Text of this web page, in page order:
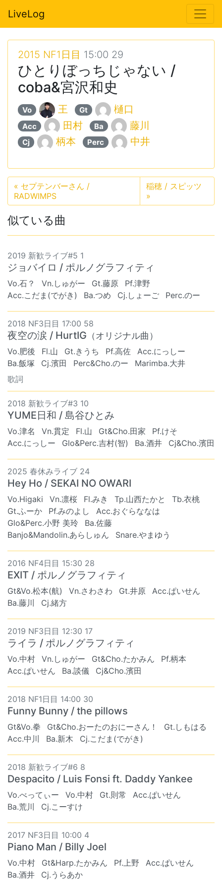
LiveLog
2015 NF1日目 15:00 29
ひとりぼっちじゃない /
coba&宮沢和史
Vo 王 Gt 樋口
Acc 田村 Ba 藤川
Cj 柄本 Perc 中井
« セプテンバーさん /
RADWIMPS
稲穂 / スピッツ
»
似ている曲
2019 新歓ライブ#5 1
ジョバイロ / ポルノグラフィティ
Vo.石？ Vn.しゅがー Gt.藤原
Pf.津野
Acc.こだま(でがき)
Ba.つめ Cj.しょーご Perc.のー
2018 NF3日目 17:00 58
夜空の涙 / HurtIG （オリジナル曲）
Vo.肥後 Fl.山 Gt.きうち Pf.高佐
Acc.にっしー
Ba.飯塚
Cj.濱田 Perc&Cho.のー
Marimba.大井
歌詞
2018 新歓ライブ#3 10
YUME日和 / 島谷ひとみ
Vo.津名 Vn.貫定 Fl.山 Gt&Cho.田家
Pf.けそ
Acc.にっしー
Glo&Perc.吉村(智) Ba.酒井 Cj&Cho.濱田
2025 春休みライブ 24
Hey Ho / SEKAI NO OWARI
Vo.Higaki Vn.凛桜 Fl.みき Tp.山西たかと
Tb.衣桃
Gt.ふーか
Pf.みのよし
Acc.おぐらななは
Glo&Perc.小野 美玲
Ba.佐藤
Banjo&Mandolin.あらしゅん
Snare.やまゆう
2016 NF4日目 15:30 28
EXIT / ポルノグラフィティ
Gt&Vo.松本(航) Vn.さわさわ Gt.井原
Acc.ぱいせん
Ba.藤川
Cj.緒方
2019 NF3日目 12:30 17
ライラ / ポルノグラフィティ
Vo.中村 Vn.しゅがー Gt&Cho.たかみん
Pf.柄本
Acc.ぱいせん
Ba.談儀 Cj&Cho.濱田
2018 NF1日目 14:00 30
Funny Bunny / the pillows
Gt&Vo.拳 Gt&Cho.おーたのおにーさん！
Gt.しもはる
Acc.中川
Ba.新木 Cj.こだま(でがき)
2018 新歓ライブ#6 8
Despacito / Luis Fonsi ft. Daddy Yankee
Vo.べってぃー Vo.中村 Gt.則常
Acc.ぱいせん
Ba.荒川
Cj.こーすけ
2017 NF3日目 10:00 4
Piano Man / Billy Joel
Vo.中村 Gt&Harp.たかみん Pf.上野
Acc.ぱいせん
Ba.酒井
Cj.うらあか